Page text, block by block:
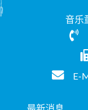
音乐
E-